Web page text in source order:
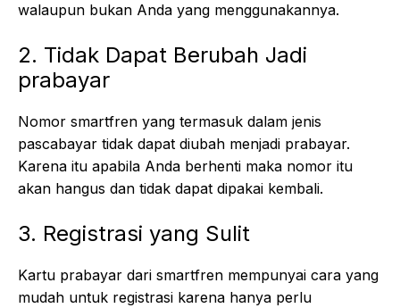
walaupun bukan Anda yang menggunakannya.
2. Tidak Dapat Berubah Jadi
prabayar
Nomor smartfren yang termasuk dalam jenis
pascabayar tidak dapat diubah menjadi prabayar.
Karena itu apabila Anda berhenti maka nomor itu
akan hangus dan tidak dapat dipakai kembali.
3. Registrasi yang Sulit
Kartu prabayar dari smartfren mempunyai cara yang
mudah untuk registrasi karena hanya perlu